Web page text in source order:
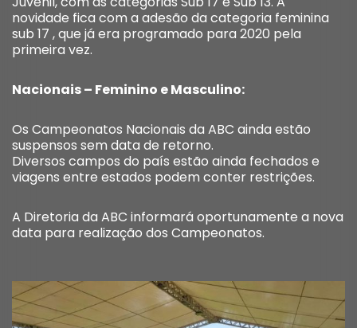
novidade fica com a adesão da categoria feminina
sub 17 , que já era programado para 2020 pela
primeira vez.
Nacionais – Feminino e Masculino:
Os Campeonatos Nacionais da ABC ainda estão
suspensos sem data de retorno.
Diversos campos do país estão ainda fechados e
viagens entre estados podem conter restrições.
A Diretoria da ABC informará oportunamente a nova
data para realização dos Campeonatos.